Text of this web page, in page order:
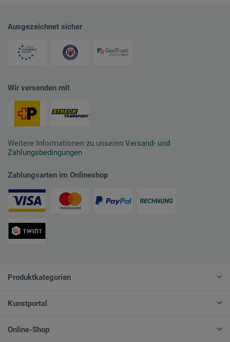
Ausgezeichnet sicher
Wir versenden mit
Weitere Informationen zu unseren Versand- und
Zahlungsbedingungen
Zahlungsarten im Onlineshop
Produktkategorien
Kunstportal
Online-Shop